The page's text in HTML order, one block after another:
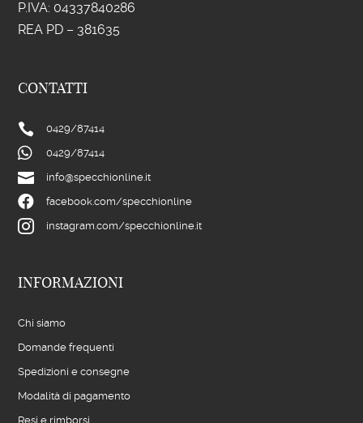
P.IVA: 04337840286
REA PD – 381635
CONTATTI
 0429/87414
 0429/87414
 info@specchionline.it
 facebook.com/specchionline
 instagram.com/specchionline.it
INFORMAZIONI
Chi siamo
Domande frequenti
Spedizioni e consegne
Modalità di pagamento
Resi e rimborsi